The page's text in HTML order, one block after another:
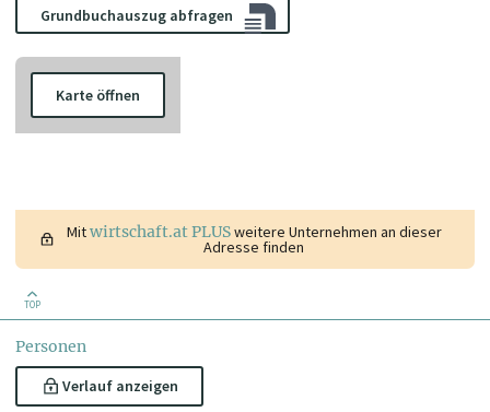
Grundbuchauszug abfragen
Karte öffnen
Mitwirtschaft.at PLUSweitere Unternehmen an dieser
Adresse finden
TOP
Personen
Verlauf anzeigen